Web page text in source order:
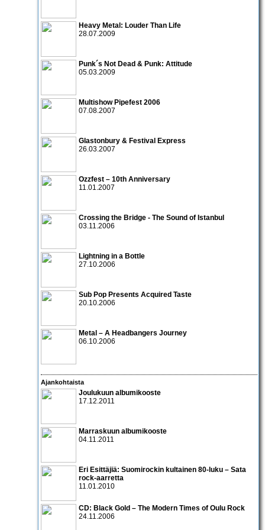
Heavy Metal: Louder Than Life
28.07.2009
Punk´s Not Dead & Punk: Attitude
05.03.2009
Multishow Pipefest 2006
07.08.2007
Glastonbury & Festival Express
26.03.2007
Ozzfest – 10th Anniversary
11.01.2007
Crossing the Bridge - The Sound of Istanbul
03.11.2006
Lightning in a Bottle
27.10.2006
Sub Pop Presents Acquired Taste
20.10.2006
Metal – A Headbangers Journey
06.10.2006
Ajankohtaista
Joulukuun albumikooste
17.12.2011
Marraskuun albumikooste
04.11.2011
Eri Esittäjiä: Suomirockin kultainen 80-luku – Sata
rock-aarretta
11.01.2010
CD: Black Gold – The Modern Times of Oulu Rock
24.11.2006